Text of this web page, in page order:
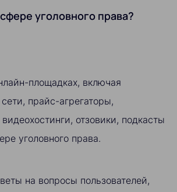
уголовного права?
площадках, включая
прайс-агрегаторы,
отзовики, подкасты
уголовного права.
на вопросы пользователей,